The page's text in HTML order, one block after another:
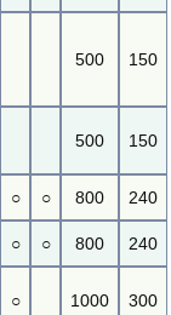
500 150
500 150
○ ○ 800 240
○ ○ 800 240
○ 1000 300